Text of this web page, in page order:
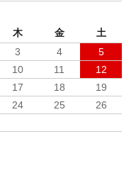
木 金
土
3 4
5
10 11
12
17 18
19
24 25
26